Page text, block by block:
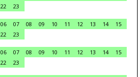
22
23
06 07 08 09 10 11 12 13 14
15
22
23
06 07 08 09 10 11 12 13 14
15
22
23